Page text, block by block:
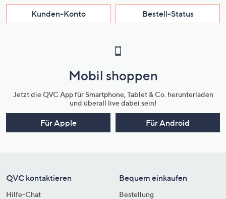
Kunden-Konto Bestell-Status
Mobil shoppen
Jetzt die QVC App für Smartphone, Tablet & Co. herunterladen
und überall live dabei sein!
Für Apple Für Android
QVC kontaktieren
Hilfe-Chat
Bequem einkaufen
Bestellung